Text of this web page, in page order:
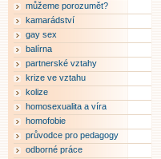
můžeme porozumět?
kamarádství
gay sex
balírna
partnerské vztahy
krize ve vztahu
kolize
homosexualita a víra
homofobie
průvodce pro pedagogy
odborné práce